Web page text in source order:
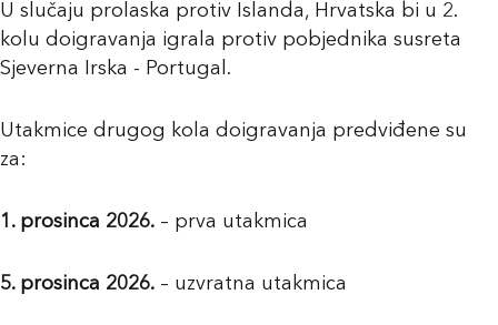
U slučaju prolaska protiv Islanda, Hrvatska bi u 2.
kolu doigravanja igrala protiv pobjednika susreta
Sjeverna Irska - Portugal.
Utakmice drugog kola doigravanja predviđene su
za:
1. prosinca 2026. – prva utakmica
5. prosinca 2026. – uzvratna utakmica